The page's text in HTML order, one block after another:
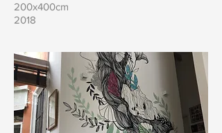
200x400cm
2018